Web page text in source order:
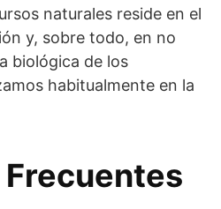
naturales reside en el
y, sobre todo, en no
biológica de los
habitualmente en la